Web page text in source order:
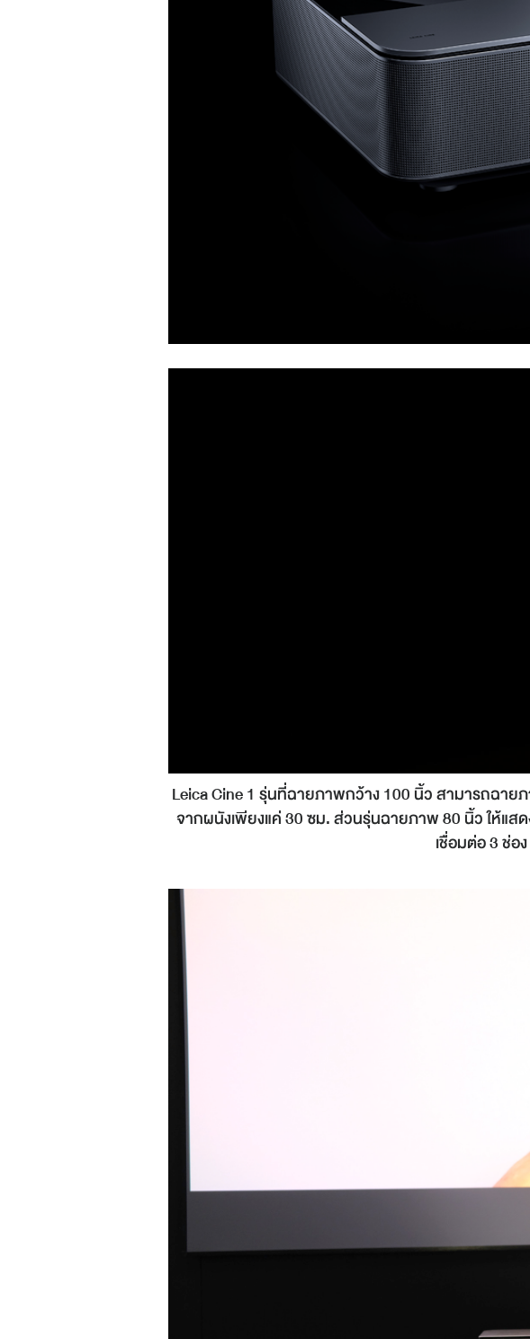
Leica Cine 1 รุ่นที่ฉายภาพกว้าง 100 นิ้ว สามารถฉาย
จากผนังเพียงแค่ 30 ซม. ส่วนรุ่นฉายภาพ 80 นิ้ว ให้แส
เชื่อมต่อ 3 ช่อ